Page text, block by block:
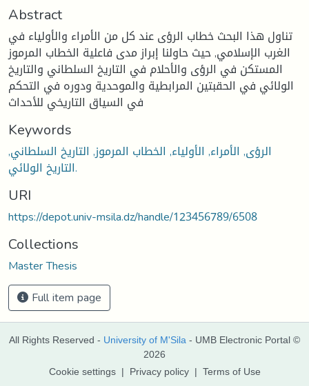
Abstract
تناول هذا البحث خطاب الرؤى عند كل من الأمراء والأولياء في
الغرب الإسلامي, حيث حاولنا إبراز مدى فاعلية الخطاب المرموز
المستكن في الرؤى والأحلام في التاريخ السلطاني والتاريخ
الولائي في الحقبتين المرابطية والموحدية ودوره في التحكم
في السياق التاريخي للأحداث
Keywords
الرؤى, الأمراء, الأولياء, الخطاب المرموز, التاريخ السلطاني,
التاريخ الولائي.
URI
https://depot.univ-msila.dz/handle/123456789/6508
Collections
Master Thesis
Full item page
All Rights Reserved - University of M'Sila - UMB Electronic Portal ©
2026
Cookie settings | Privacy policy | Terms of Use